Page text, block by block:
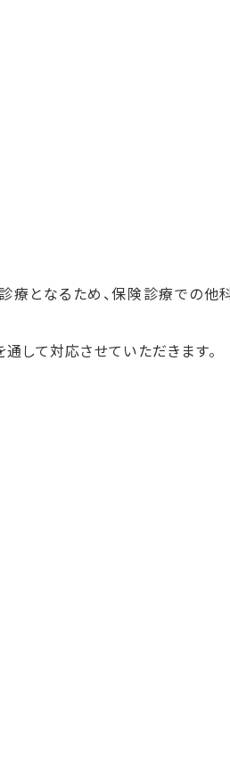
療となるため、保険診療での他
して対応させていただきます。